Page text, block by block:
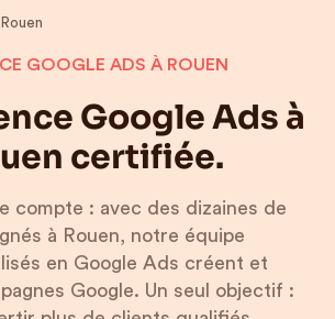
Rouen
GOOGLE ADS À ROUEN
Google Ads à
certifiée.
compte : avec des dizaines de
à Rouen, notre équipe
en Google Ads créent et
Google. Un seul objectif :